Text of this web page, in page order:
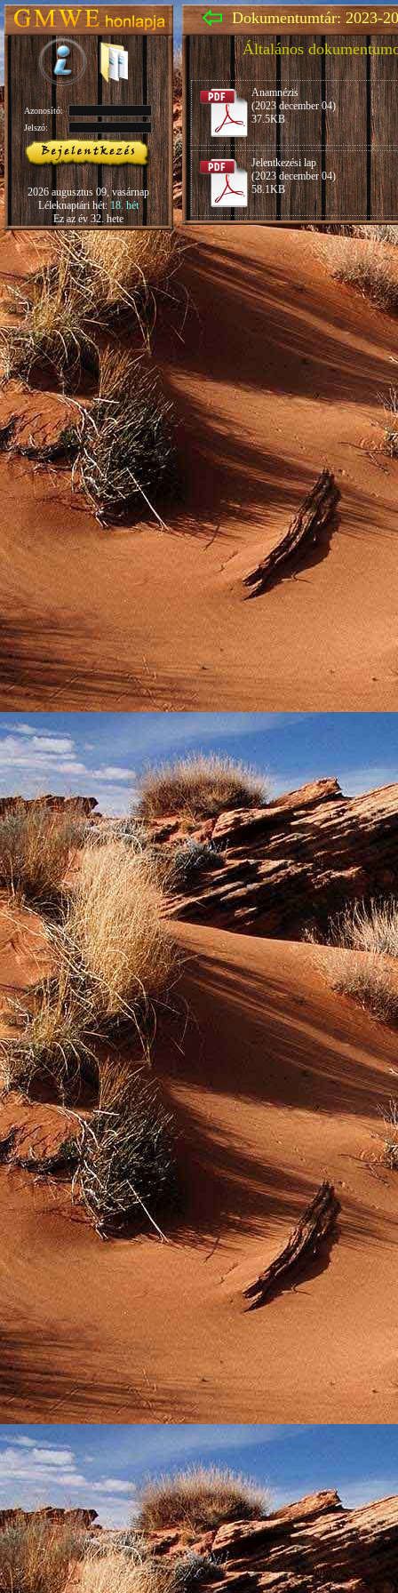
Azonosító:
Jelszó:
2026 augusztus 09, vasárnap
Léleknaptári hét:18. hét
Ez az év 32. hete
Dokumentumtár: 2023-
Általános
Anamnézis
(2023 december 04)
37.5KB
Jelentkezési lap
(2023 december 04)
58.1KB